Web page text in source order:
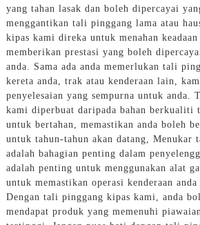
yang tahan lasak dan boleh dipercayai
menggantikan tali pinggang lama atau
kipas kami direka untuk menahan
memberikan prestasi yang boleh
anda. Sama ada anda memerlukan tali
kereta anda, trak atau kenderaan lain,
penyelesaian yang sempurna untuk anda.
kami diperbuat daripada bahan berkualiti
untuk bertahan, memastikan anda boleh
untuk tahun-tahun akan datang, Menukar
adalah bahagian penting dalam
adalah penting untuk menggunakan alat
untuk memastikan operasi kenderaan
Dengan tali pinggang kipas kami, anda
mendapat produk yang memenuhi